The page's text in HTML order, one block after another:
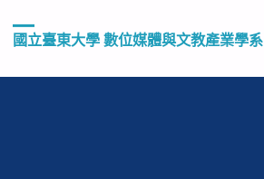
國立臺東大學 數位媒體與文教產業學系